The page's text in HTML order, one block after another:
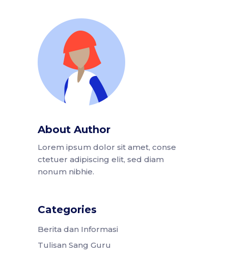
About Author
Lorem ipsum dolor sit amet, conse
ctetuer adipiscing elit, sed diam
nonum nibhie.
Categories
Berita dan Informasi
Tulisan Sang Guru